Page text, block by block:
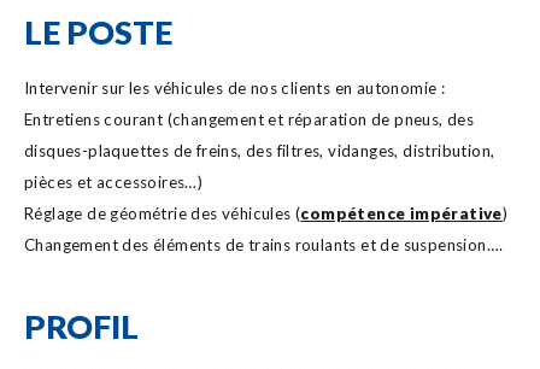
LE POSTE
Intervenir sur les véhicules de nos clients en autonomie :
Entretiens courant (changement et réparation de pneus, des
disques-plaquettes de freins, des filtres, vidanges, distribution,
pièces et accessoires…)
Réglage de géométrie des véhicules (compétence impérative)
Changement des éléments de trains roulants et de suspension….
PROFIL